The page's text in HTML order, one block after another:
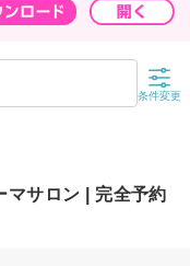
条件変更
マサロン | 完全予約